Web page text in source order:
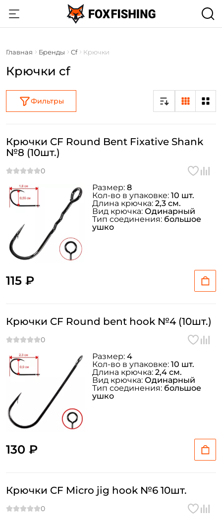
Главная Бренды Cf Крючки
Крючки cf
Фильтры
Крючки CF Round Bent Fixative Shank
№8 (10шт.)
115 ₽
Размер: 8
Кол-во в упаковке: 10 шт.
Длина крючка: 2,3 см.
Вид крючка: Одинарный
Тип соединения: большое
ушко
Крючки CF Round bent hook №4 (10шт.)
130 ₽
Размер: 4
Кол-во в упаковке: 10 шт.
Длина крючка: 2,4 см.
Вид крючка: Одинарный
Тип соединения: большое
ушко
Крючки CF Micro jig hook №6 10шт.